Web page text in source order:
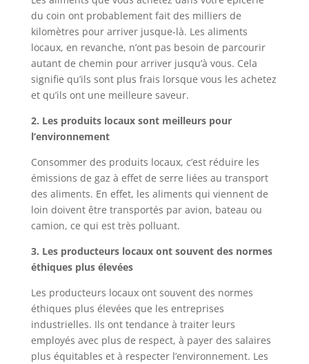
du coin ont probablement fait des milliers de
kilomètres pour arriver jusque-là. Les aliments
locaux, en revanche, n’ont pas besoin de parcourir
autant de chemin pour arriver jusqu’à vous. Cela
signifie qu’ils sont plus frais lorsque vous les achetez
et qu’ils ont une meilleure saveur.
2. Les produits locaux sont meilleurs pour
l’environnement
Consommer des produits locaux, c’est réduire les
émissions de gaz à effet de serre liées au transport
des aliments. En effet, les aliments qui viennent de
loin doivent être transportés par avion, bateau ou
camion, ce qui est très polluant.
3. Les producteurs locaux ont souvent des normes
éthiques plus élevées
Les producteurs locaux ont souvent des normes
éthiques plus élevées que les entreprises
industrielles. Ils ont tendance à traiter leurs
employés avec plus de respect, à payer des salaires
plus équitables et à respecter l’environnement. Les